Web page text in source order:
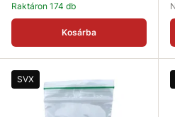
Raktáron 174 db
Kosárba
SVX